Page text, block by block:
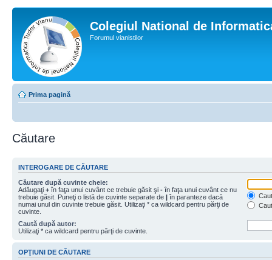
Colegiul National de
Forumul vianistilor
Prima pagină
Căutare
INTEROGARE DE CĂUTARE
Căutare după cuvinte cheie:
Adăugaţi + în faţa unui cuvânt ce trebuie găsit şi - în faţa unui cuvânt ce nu
trebuie găsit. Puneţi o listă de cuvinte separate de | în paranteze dacă
numai unul din cuvinte trebuie găsit. Utilizaţi * ca wildcard pentru părţi de
cuvinte.
Caută după autor:
Utilizaţi * ca wildcard pentru părţi de cuvinte.
OPŢIUNI DE CĂUTARE